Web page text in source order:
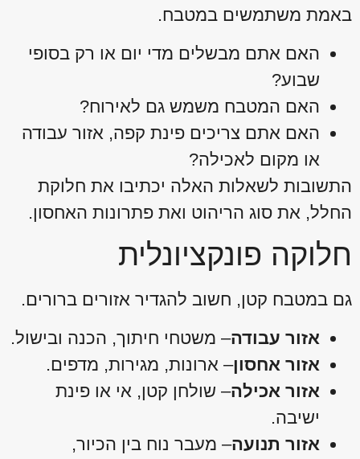
באמת משתמשים במטבח.
האם אתם מבשלים מדי יום או רק בסופי
שבוע?
האם המטבח משמש גם לאירוח?
האם אתם צריכים פינת קפה, אזור עבודה
או מקום לאכילה?
התשובות לשאלות האלה יכתיבו את חלוקת
החלל, את סוג הריהוט ואת פתרונות האחסון.
חלוקה פונקציונלית
גם במטבח קטן, חשוב להגדיר אזורים ברורים.
אזור עבודה– משטחי חיתוך, הכנה ובישול.
אזור אחסון– ארונות, מגירות, מדפים.
אזור אכילה– שולחן קטן, אי או פינת
ישיבה.
אזור תנועה– מעבר נוח בין הכיור,